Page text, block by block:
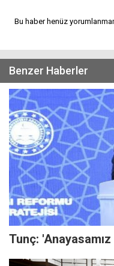
Bu haber henüz
Benzer Haberler
Tunç: